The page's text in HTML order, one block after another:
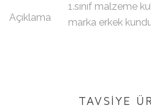
Açıklama
1.sınıf malzeme
marka erkek
TAVSİYE